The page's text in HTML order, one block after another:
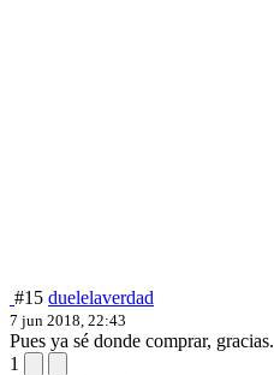
#15 duelelaverdad
7 jun 2018, 22:43
Pues ya sé donde comprar, gracias.
1